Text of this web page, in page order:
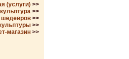
(услуги) >>
>>
шедевров >>
>>
магазин >>